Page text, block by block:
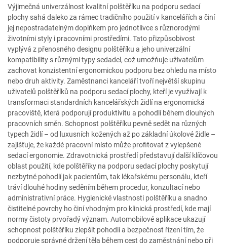
Výjimečná univerzálnost kvalitní polštěříku na podporu sedací
plochy sahá daleko za rámec tradičního použití v kancelářích a činí
jej nepostradatelným doplňkem pro jednotlivce s různorodými
životními styly i pracovními prostředími. Tato přizpůsobivost
vyplývá z přenosného designu polštěříku a jeho univerzální
kompatibility s různými typy sedadel, což umožňuje uživatelům
zachovat konzistentní ergonomickou podporu bez ohledu na místo
nebo druh aktivity. Zaměstnanci kanceláří tvoří největší skupinu
uživatelů polštěříků na podporu sedací plochy, kteří je využívají k
transformaci standardních kancelářských židlí na ergonomická
pracoviště, která podporují produktivitu a pohodlí během dlouhých
pracovních směn. Schopnost polštěříku pevně sedět na různých
typech židlí – od luxusních kožených až po základní úkolové židle –
zajišťuje, že každé pracovní místo může profitovat z vylepšené
sedací ergonomie. Zdravotnická prostředí představují další klíčovou
oblast použití, kde polštěříky na podporu sedací plochy poskytují
nezbytné pohodlí jak pacientům, tak lékařskému personálu, kteří
tráví dlouhé hodiny seděním během procedur, konzultací nebo
administrativní práce. Hygienické vlastnosti polštěříku a snadno
čistitelné povrchy ho činí vhodným pro klinická prostředí, kde mají
normy čistoty prvořadý význam. Automobilové aplikace ukazují
schopnost polštěříku zlepšit pohodlí a bezpečnost řízení tím, že
podporuje správné držení těla během cest do zaměstnání nebo při